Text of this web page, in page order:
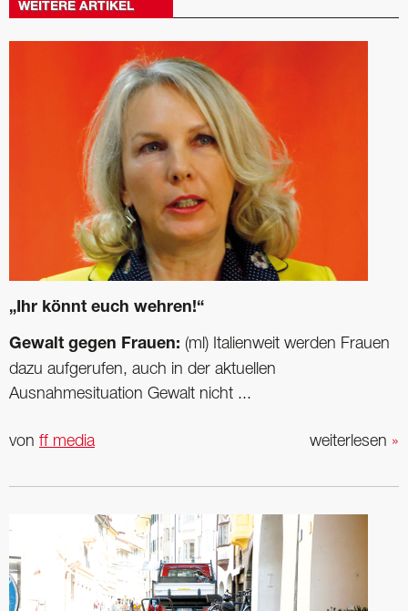
WEITERE ARTIKEL
„Ihr könnt euch wehren!“
Gewalt gegen Frauen: (ml) Italienweit werden Frauen
dazu aufgerufen, auch in der aktuellen
Ausnahmesituation Gewalt nicht ...
weiterlesen »
von ff media